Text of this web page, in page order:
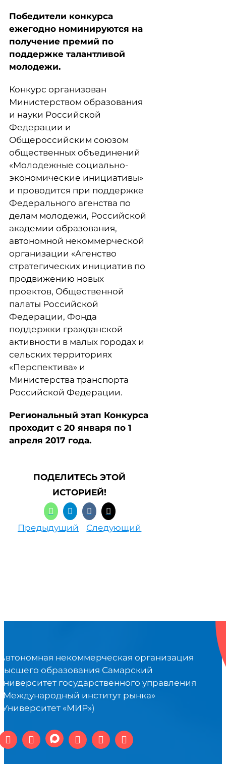
Победители конкурса
ежегодно номинируются на
получение премий по
поддержке талантливой
молодежи.
Конкурс организован
Министерством образования
и науки Российской
Федерации и
Общероссийским союзом
общественных объединений
«Молодежные социально-
экономические инициативы»
и проводится при поддержке
Федерального агенства по
делам молодежи, Российской
академии образования,
автономной некоммерческой
организации «Агенство
стратегических инициатив по
продвижению новых
проектов, Общественной
палаты Российской
Федерации, Фонда
поддержки гражданской
активности в малых городах и
сельских территориях
«Перспектива» и
Министерства транспорта
Российской Федерации.
Региональный этап Конкурса
проходит с 20 января по 1
апреля 2017 года.
ПОДЕЛИТЕСЬ ЭТОЙ
ИСТОРИЕЙ!
Предыдущий Следующий
некоммерческая организация
образования Самарский
государственного управления
институт рынка»
«МИР»)